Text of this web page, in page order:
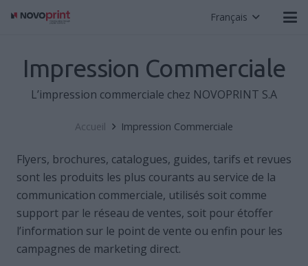
Français
Impression Commerciale
L’impression commerciale chez NOVOPRINT S.A
Accueil Impression Commerciale
Flyers, brochures, catalogues, guides, tarifs et revues
sont les produits les plus courants au service de la
communication commerciale, utilisés soit comme
support par le réseau de ventes, soit pour étoffer
l’information sur le point de vente ou enfin pour les
campagnes de marketing direct.